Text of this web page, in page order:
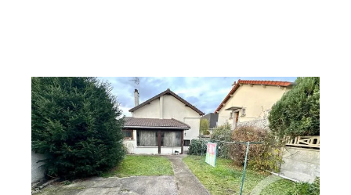
SEVRAN 93
51,73 m2, 2 pièces
Ref : 19401
Maison à vendre
226 000 €